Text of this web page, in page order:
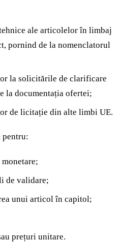
ale articolelor în limbaj
pornind de la nomenclatorul
la solicitările de clarificare
la documentația ofertei;
de licitație din alte limbi UE.
de validare;
unui articol în capitol;
prețuri unitare.